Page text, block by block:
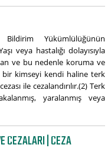
Yükümlülüğünün
veya hastalığı dolayısıyla
ve bu nedenle koruma ve
kimseyi kendi haline terk
ile cezalandırılır.(2) Terk
yaralanmış veya
CEZALARI | CEZA